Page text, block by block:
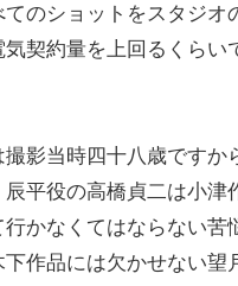
のショットをスタジオ
契約量を上回るくら
影当時四十八歳です
平役の高橋貞二は小
かなくてはならない
作品には欠かせない